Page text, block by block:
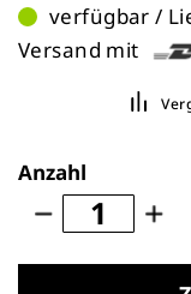
verfügbar /
Versand mit
Anzahl